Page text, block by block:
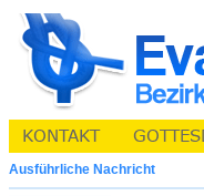
Ausführliche Nachricht